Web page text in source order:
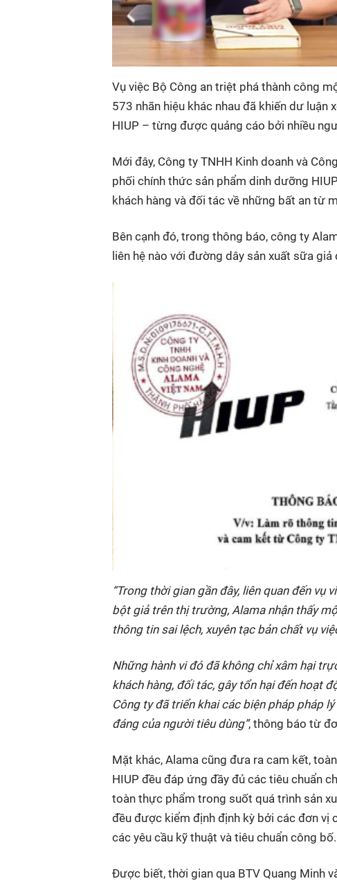
Vụ việc Bộ Công an triệt phá thành công
573 nhãn hiệu khác nhau đã khiến dư
HIUP – từng được quảng cáo bởi nhiều
Mới đây, Công ty TNHH Kinh doanh và
phối chính thức sản phẩm dinh dưỡng
khách hàng và đối tác về những bất an từ
Bên cạnh đó, trong thông báo, công ty
liên hệ nào với đường dây sản xuất sữa
“Trong thời gian gần đây, liên quan đến
bột giả trên thị trường, Alama nhận thấy
thông tin sai lệch, xuyên tạc bản chất vụ
Những hành vi đó đã không chỉ xâm hại
khách hàng, đối tác, gây tổn hại đến hoạt
Công ty đã triển khai các biện pháp pháp
đáng của người tiêu dùng”, thông báo từ
Mặt khác, Alama cũng đưa ra cam kết,
HIUP đều đáp ứng đầy đủ các tiêu chuẩn
toàn thực phẩm trong suốt quá trình sản
đều được kiểm định định kỳ bởi các đơn vị
các yêu cầu kỹ thuật và tiêu chuẩn công bố.
Được biết, thời gian qua BTV Quang Minh